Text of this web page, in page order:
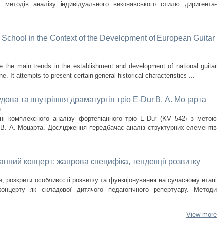
аналізу індивідуального виконавського стилю диригента-
in the Context of the Development of European Guitar
main trends in the establishment and development of national guitar
It attempts to present certain general historical characteristics ...
та внутрішня драматургія тріо E-Dur В. А. Моцарта
комплексного аналізу фортепіанного тріо E-Dur (KV 542) з метою
А. Моцарта. Дослідження передбачає аналіз структурних елементів
концерт: жанрова специфіка, тенденції розвитку
розкрити особливості розвитку та функціонування на сучасному етапі
як складової дитячого педагогічного репертуару. Методи
View more